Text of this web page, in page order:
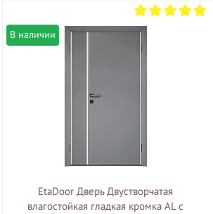
В наличии
EtaDoor Дверь Двустворчатая
влагостойкая гладкая кромка AL с